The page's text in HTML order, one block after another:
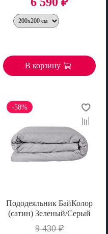
В корзину
-58%
Пододеяльник БайКолор
(сатин) Зеленый/Серый
9 430 ₽